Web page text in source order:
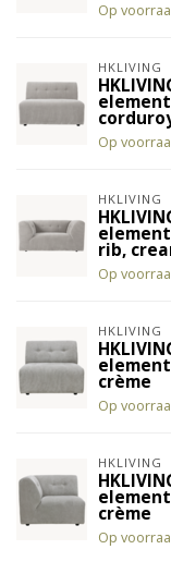
Op
HKLIVING
Op
HKLIVING
rib,
Op
HKLIVING
crème
Op
HKLIVING
crème
Op